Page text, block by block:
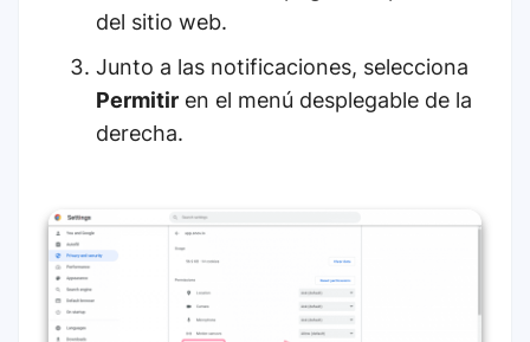
del sitio web.
Junto a las notificaciones, selecciona
Permitir en el menú desplegable de la
derecha.